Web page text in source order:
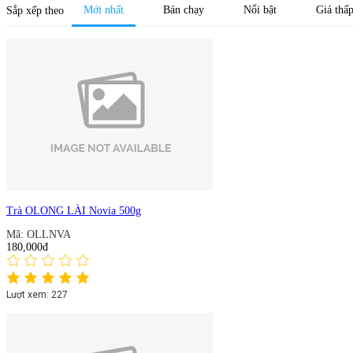
Sắp xếp theo Mới nhất Bán chạy Nổi bật Giá thấp
Trà OLONG LÀI Novia 500g
Mã: OLLNVA
180,000đ
Lượt xem: 227